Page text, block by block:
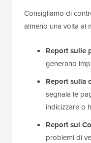
Consigliamo di
almeno una volta al
Report sulle
generano
Report sulla
segnala le
indicizzare o
Report sui
problemi di